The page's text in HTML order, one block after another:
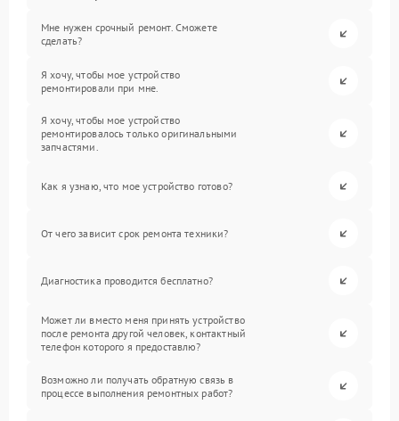
Мне нужен срочный ремонт. Сможете
сделать?
Я хочу, чтобы мое устройство
ремонтировали при мне.
Я хочу, чтобы мое устройство
ремонтировалось только оригинальными
запчастями.
Как я узнаю, что мое устройство готово?
От чего зависит срок ремонта техники?
Диагностика проводится бесплатно?
Может ли вместо меня принять устройство
после ремонта другой человек, контактный
телефон которого я предоставлю?
Возможно ли получать обратную связь в
процессе выполнения ремонтных работ?